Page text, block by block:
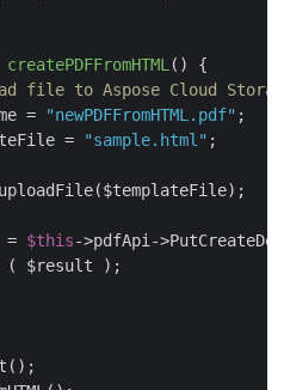
createPDFFromHTML ( ) {
file to Aspose Cloud
=
"newPDFFromHTML.pdf" ;
=
"sample.html" ;
=
$this->pdfApi-